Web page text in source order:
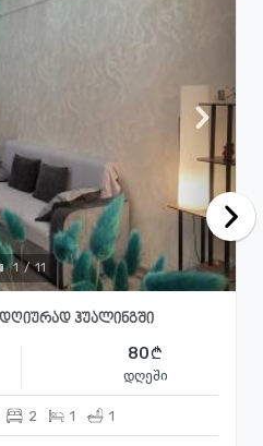
1 / 11
დღიურად ჰუალინგში
80
დღეში
2 1 1